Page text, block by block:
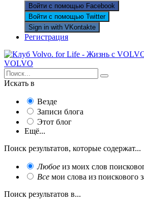
Войти с помощью Facebook
Войти с помощью Twitter
Sign in with VKontakte
Регистрация
Искать в
Везде
Записи блога
Этот блог
Ещё...
Поиск результатов, которые содержат...
Любое из моих слов
Все мои слова из поискового
Поиск результатов в...